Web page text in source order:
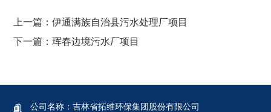
上一篇：伊通满族自治县污水处理厂项目
下一篇：珲春边境污水厂项目
公司名称：吉林省拓维环保集团股份有限公司